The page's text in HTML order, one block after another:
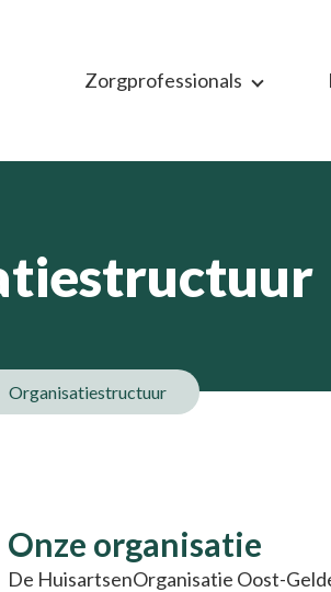
Zorgprofessionals
Organisatiestructuur
Onze organisatie
De HuisartsenOrganisatie Oost-